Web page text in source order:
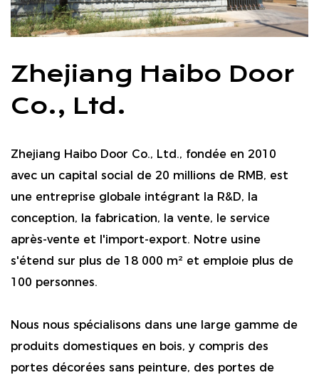
Zhejiang Haibo Door
Co., Ltd.
Zhejiang Haibo Door Co., Ltd., fondée en 2010
avec un capital social de 20 millions de RMB, est
une entreprise globale intégrant la R&D, la
conception, la fabrication, la vente, le service
après-vente et l'import-export. Notre usine
s'étend sur plus de 18 000 m² et emploie plus de
100 personnes.
Nous nous spécialisons dans une large gamme de
produits domestiques en bois, y compris des
portes décorées sans peinture, des portes de